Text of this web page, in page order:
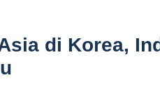
di Korea,